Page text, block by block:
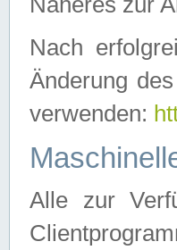
Nach
Änderung
verwenden:
Alle zur